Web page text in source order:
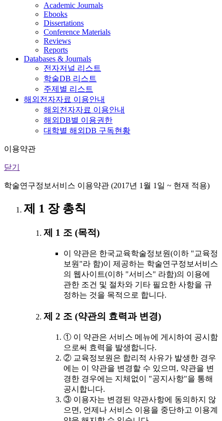
Academic Journals
Ebooks
Dissertations
Conference Materials
Reviews
Reports
Databases & Journals
전자저널 리스트
학술DB 리스트
주제별 리스트
해외전자자료 이용안내
해외전자자료 이용안내
해외DB별 이용권한
대학별 해외DB 구독현황
이용약관
닫기
학술연구정보서비스 이용약관 (2017년 1월 1일 ~ 현재 적용)
제 1 장 총칙
제 1 조 (목적)
이 약관은 한국교육학술정보원(이하 "교육정
보원"라 함)이 제공하는 학술연구정보서비스
의 웹사이트(이하 "서비스" 라함)의 이용에
관한 조건 및 절차와 기타 필요한 사항을 규
정하는 것을 목적으로 합니다.
제 2 조 (약관의 효력과 변경)
① 이 약관은 서비스 메뉴에 게시하여 공시함
으로써 효력을 발생합니다.
② 교육정보원은 합리적 사유가 발생한 경우
에는 이 약관을 변경할 수 있으며, 약관을 변
경한 경우에는 지체없이 "공지사항"을 통해
공시합니다.
③ 이용자는 변경된 약관사항에 동의하지 않
으면, 언제나 서비스 이용을 중단하고 이용계